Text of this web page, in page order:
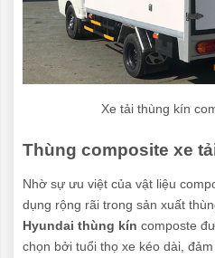
Xe tải thùng kín
Thùng composite xe
Nhờ sự ưu việt của vật liệu
dụng rộng rãi trong sản xuất
Hyundai thùng kín composte
chọn bởi tuổi thọ xe kéo dài,